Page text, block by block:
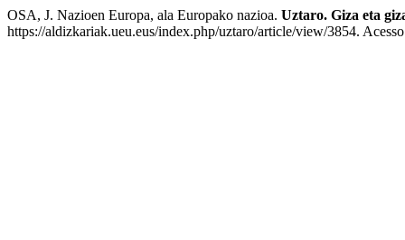
OSA, J. Nazioen Europa, ala Europako nazioa. Uztaro. Giza eta
https://aldizkariak.ueu.eus/index.php/uztaro/article/view/3854.